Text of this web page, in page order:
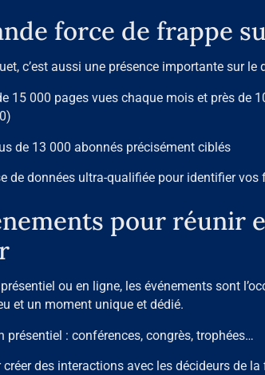
force de frappe
c’est aussi une présence importante sur le
15 000 pages vues chaque mois et près de
de 13 000 abonnés précisément ciblés
de données ultra-qualifiée pour identifier vos
pour réunir
ou en ligne, les événements sont
et un moment unique et dédié.
présentiel : conférences, congrès, trophées…
créer des interactions avec les décideurs de la